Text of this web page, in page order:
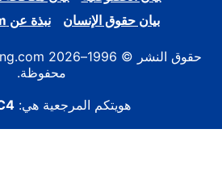
بيان حقوق الإنسان
نبذة عن Booking.com
محفوظة.
هويتكم المرجعية هي: